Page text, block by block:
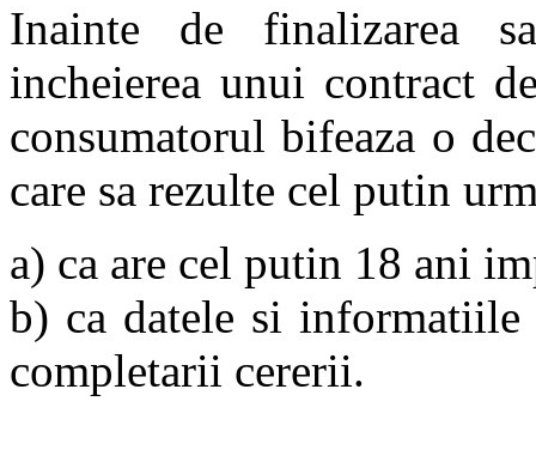
Inainte de finalizarea
incheierea unui contract
consumatorul bifeaza o
care sa rezulte cel putin
a) ca are cel putin 18 ani
b) ca datele si
completarii cererii.